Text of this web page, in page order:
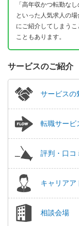
「高年収かつ転勤な
といった人気求人の
にご紹介してしまう
こともあります。
サービスのご紹介
サービスの
転職サービ
評判・口コ
キャリアア
相談会場